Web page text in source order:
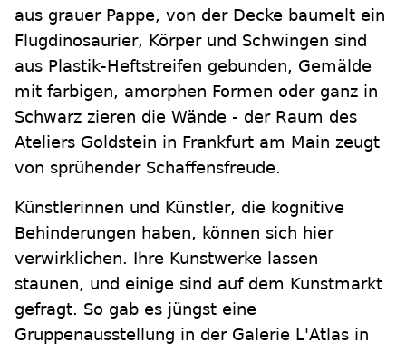
aus grauer Pappe, von der Decke baumelt ein
Flugdinosaurier, Körper und Schwingen sind
aus Plastik-Heftstreifen gebunden, Gemälde
mit farbigen, amorphen Formen oder ganz in
Schwarz zieren die Wände - der Raum des
Ateliers Goldstein in Frankfurt am Main zeugt
von sprühender Schaffensfreude.
Künstlerinnen und Künstler, die kognitive
Behinderungen haben, können sich hier
verwirklichen. Ihre Kunstwerke lassen
staunen, und einige sind auf dem Kunstmarkt
gefragt. So gab es jüngst eine
Gruppenausstellung in der Galerie L'Atlas in